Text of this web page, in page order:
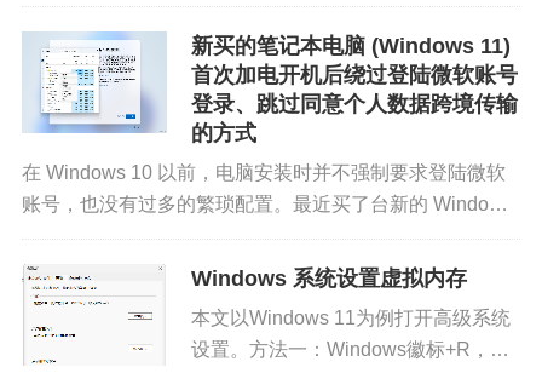
以管理员身份打开 PowerShell 或者 windows 终
端，执行以下命令并确认。
Bash
set-executionpolicy remotesigned
然后再次运行该脚本文件即可通过。
例如：
Bash
PS C:\WINDOWS\system32> get-
Restricted
新买的笔记本电脑 (Windows 11)
首次加电开机后绕过登陆微软账号
登录、跳过同意个人数据跨境传输
的方式
在 Windows 10 以前，电脑安装时并不强制要求登陆微软
账号，也没有过多的繁琐配置。最近买了台新的 Windows
笔记本，也是被整服气了，微软账号成了必须登录了，不
登录无法绕过。跳过登录微软账...Windows 系统设置虚拟内存
本文以Windows 11为例打开高级系统
设置。方法一：Windows徽标+R，输